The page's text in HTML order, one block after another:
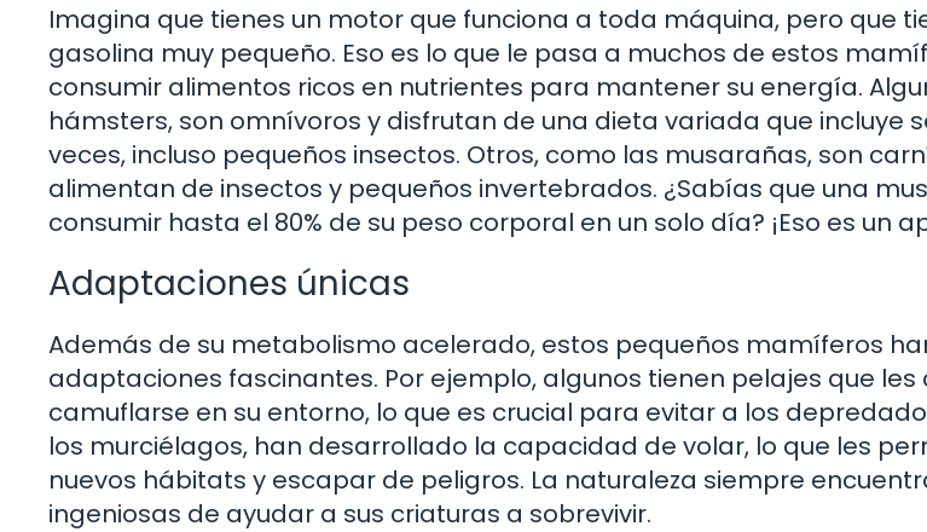
Imagina que tienes un motor que funciona a toda máquina, pero que
gasolina muy pequeño. Eso es lo que le pasa a muchos de estos
consumir alimentos ricos en nutrientes para mantener su energía.
hámsters, son omnívoros y disfrutan de una dieta variada que incluye
veces, incluso pequeños insectos. Otros, como las musarañas, son
alimentan de insectos y pequeños invertebrados. ¿Sabías que una
consumir hasta el 80% de su peso corporal en un solo día? ¡Eso es un
Adaptaciones únicas
Además de su metabolismo acelerado, estos pequeños mamíferos
adaptaciones fascinantes. Por ejemplo, algunos tienen pelajes que les
camuflarse en su entorno, lo que es crucial para evitar a los
los murciélagos, han desarrollado la capacidad de volar, lo que les
nuevos hábitats y escapar de peligros. La naturaleza siempre
ingeniosas de ayudar a sus criaturas a sobrevivir.